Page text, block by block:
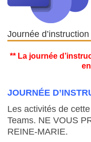
Journée
** La journée
JOURNÉE
Les activités de
Teams. NE VOUS
REINE-MARIE.